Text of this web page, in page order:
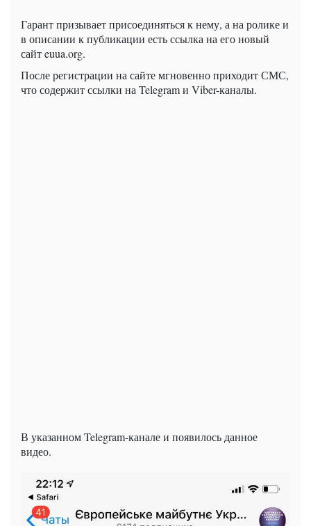
Гарант призывает присоединяться к нему, а на ролике и
в описании к публикации есть ссылка на его новый
сайт euua.org.
После регистрации на сайте мгновенно приходит СМС,
что содержит ссылки на Telegram и Viber-каналы.
В указанном Telegram-канале и появилось данное
видео.